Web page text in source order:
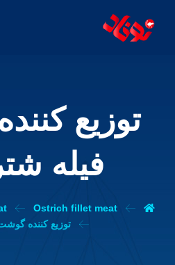
توزیع
فیله
Ostrich fillet meat
توزیع کننده